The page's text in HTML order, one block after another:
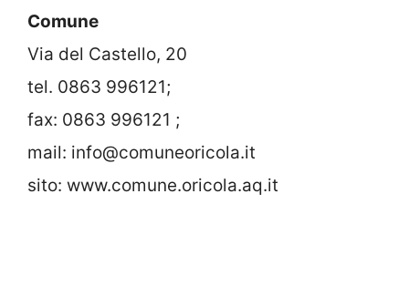
Comune
Via del Castello, 20
tel. 0863 996121;
fax: 0863 996121 ;
mail: info@comuneoricola.it
sito: www.comune.oricola.aq.it